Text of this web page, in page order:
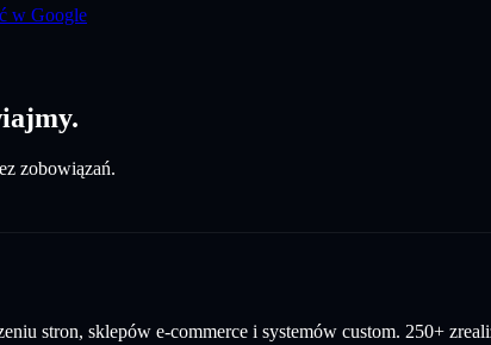
w Google
zobowiązań.
stron, sklepów e-commerce i systemów custom. 250+